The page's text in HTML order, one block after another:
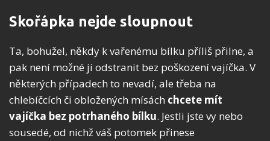
Skořápka nejde sloupnout
Ta, bohužel, někdy k vařenému bílku příliš přilne, a
pak není možné ji odstranit bez poškození vajíčka. V
některých případech to nevadí, ale třeba na
chlebíčcích či obložených mísách chcete mít
vajíčka bez potrhaného bílku. Jestli jste vy nebo
sousedé, od nichž váš potomek přinese